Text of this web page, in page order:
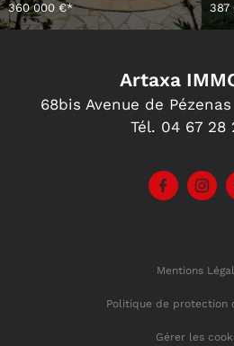
360 000 €*
387
Artaxa
68bis Avenue de
Tél. 04 67 28
Mentions
Politique de protection
Gérer les